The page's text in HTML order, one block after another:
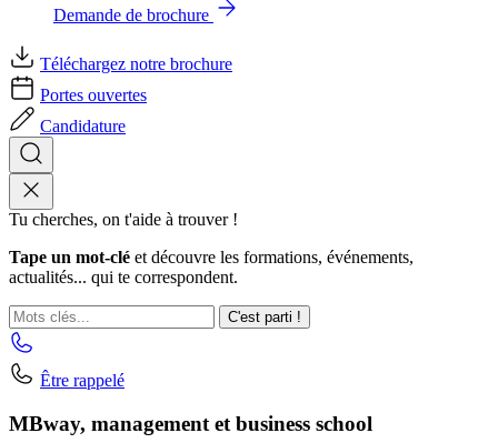
Demande de brochure
Téléchargez notre brochure
Portes ouvertes
Candidature
Tu cherches, on t'aide à trouver !
Tape un mot-clé et découvre les formations, événements,
actualités... qui te correspondent.
C'est parti !
Être rappelé
MBway, management et business school